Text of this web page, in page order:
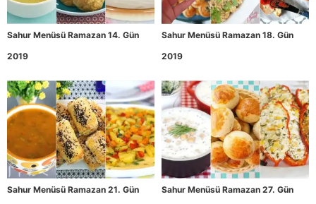
Sahur Menüsü Ramazan 14. Gün
2019
Sahur Menüsü Ramazan 18. Gün
2019
Sahur Menüsü Ramazan 21. Gün
Sahur Menüsü Ramazan 27. Gün